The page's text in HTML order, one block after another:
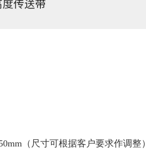
（尺寸可根据客户要求作调整）